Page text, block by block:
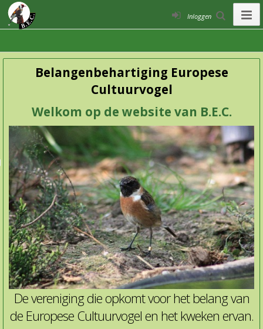
Inloggen
Belangenbehartiging Europese
Cultuurvogel
Welkom op de website van B.E.C.
De vereniging die opkomt voor het belang van
de Europese Cultuurvogel en het kweken ervan.